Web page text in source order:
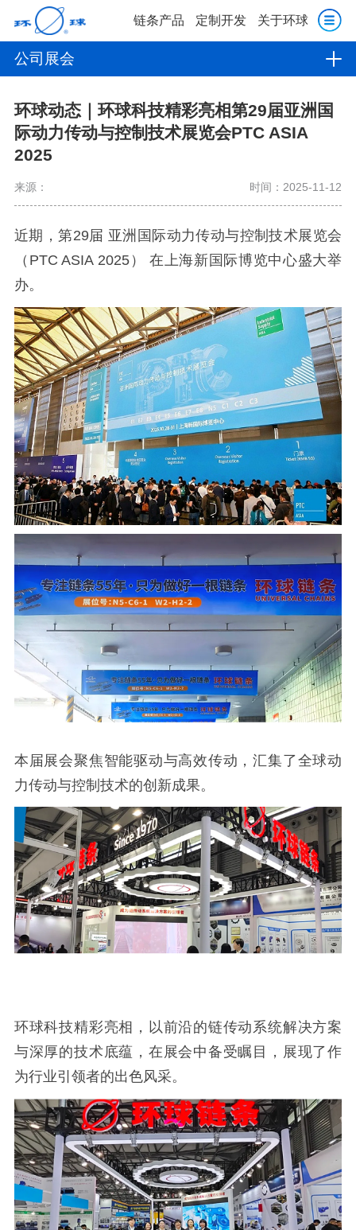
链条产品 定制开发 关于环球
公司展会
环球动态｜环球科技精彩亮相第29届亚洲国
际动力传动与控制技术展览会PTC ASIA
2025
来源： 时间：2025-11-12
近期，第29届 亚洲国际动力传动与控制技术展览会
（PTC ASIA 2025） 在上海新国际博览中心盛大举
办。
本届展会聚焦智能驱动与高效传动，汇集了全球动
力传动与控制技术的创新成果。
环球科技精彩亮相，以前沿的链传动系统解决方案
与深厚的技术底蕴，在展会中备受瞩目，展现了作
为行业引领者的出色风采。